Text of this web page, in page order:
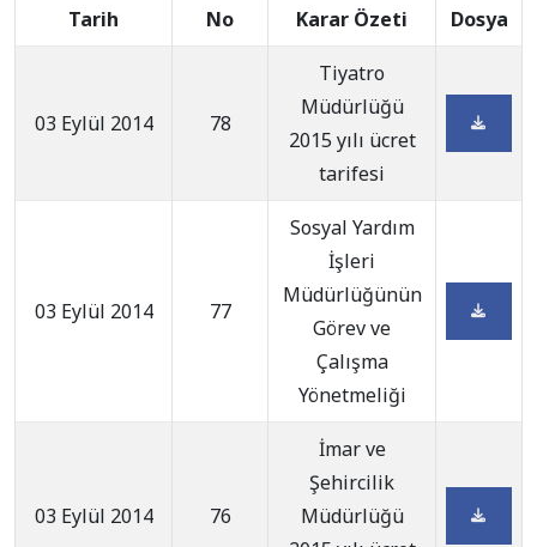
Tarih
No
Karar Özeti Dosya
03 Eylül 2014 78
Tiyatro
Müdürlüğü
2015 yılı ücret
tarifesi
03 Eylül 2014 77
Sosyal Yardım
İşleri
Müdürlüğünün
Görev ve
Çalışma
Yönetmeliği
03 Eylül 2014 76
İmar ve
Şehircilik
Müdürlüğü